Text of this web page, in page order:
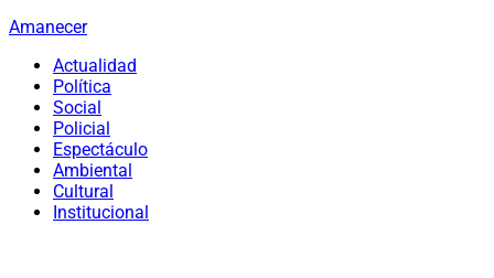
Amanecer
Actualidad
Política
Social
Policial
Espectáculo
Ambiental
Cultural
Institucional